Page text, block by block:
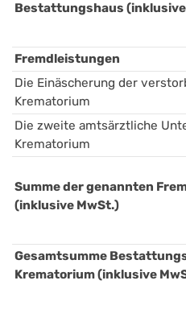
Bestattungshaus
Fremdleistungen
Die Einäscherung der
Krematorium
Die zweite amtsärztliche
Krematorium
Summe der genannten
(inklusive MwSt.)
Gesamtsumme
Krematorium (inklusive